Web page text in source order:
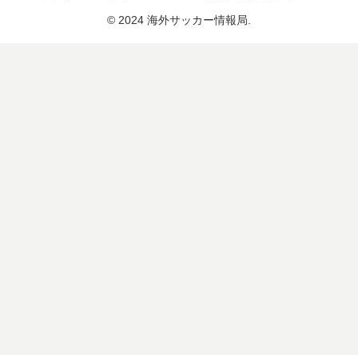
© 2024 海外サッカー情報局.